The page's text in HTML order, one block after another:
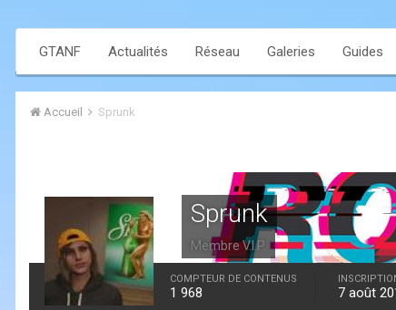
GTANF Actualités Réseau Galeries Guides
Accueil Sprunk
Sprunk
Membre V.I.P.
COMPTEUR DE CONTENUS
1 968 7 août